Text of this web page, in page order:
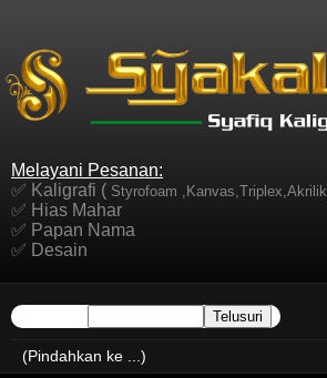
Melayani Pesanan:
✅ Kaligrafi ( Styrofoam ,Kanvas,Triplex,Akrilik
✅ Hias Mahar
✅ Papan Nama
✅ Desain